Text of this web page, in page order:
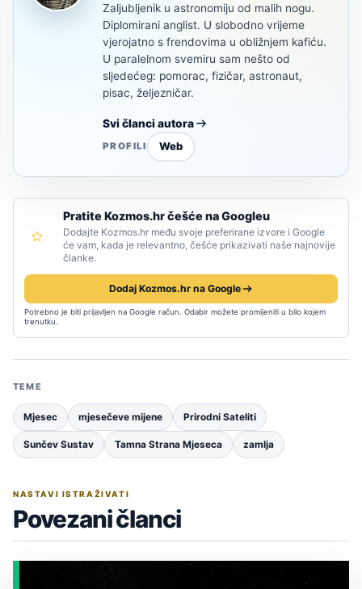
Zaljubljenik u astronomiju od malih nogu.
Diplomirani anglist. U slobodno vrijeme
vjerojatno s frendovima u obližnjem kafiću.
U paralelnom svemiru sam nešto od
sljedećeg: pomorac, fizičar, astronaut,
pisac, željezničar.
Svi članci autora
PROFILI Web
Pratite Kozmos.hr češće na Googleu
Dodajte Kozmos.hr među svoje preferirane izvore i Google
će vam, kada je relevantno, češće prikazivati naše najnovije
članke.
Dodaj Kozmos.hr na Google
Potrebno je biti prijavljen na Google račun. Odabir možete promijeniti u bilo kojem
trenutku.
TEME
Mjesec mjesečeve mijene Prirodni Sateliti
Sunčev Sustav Tamna Strana Mjeseca zamlja
NASTAVI ISTRAŽIVATI
Povezani članci